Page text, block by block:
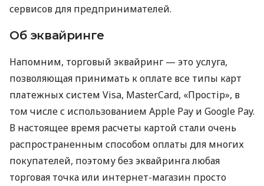
сервисов для предпринимателей.
Об эквайринге
Напомним, торговый эквайринг — это услуга,
позволяющая принимать к оплате все типы карт
платежных систем Visa, MasterCard, «Простір», в
том числе с использованием Apple Pay и Google Pay.
В настоящее время расчеты картой стали очень
распространенным способом оплаты для многих
покупателей, поэтому без эквайринга любая
торговая точка или интернет-магазин просто